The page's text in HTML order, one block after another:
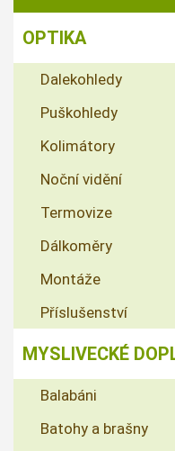
OPTIKA
Dalekohledy
Puškohledy
Kolimátory
Noční vidění
Termovize
Dálkoměry
Montáže
Příslušenství
MYSLIVECKÉ
Balabáni
Batohy a brašny